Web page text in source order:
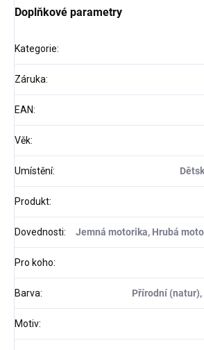
Doplňkové parametry
Kategorie:
Záruka:
EAN:
Věk:
Umístění:
Produkt:
Dovednosti: Jemná motorika, Hrubá
Pro koho:
Barva: Přírodní (natur),
Motiv: